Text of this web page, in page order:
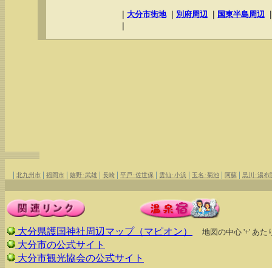
大分市街地 別府周辺 国東半島周辺
| 北九州市 | 福岡市 | 嬉野･武雄 | 長崎 | 平戸･佐世保 | 雲仙･小浜 | 玉名･菊池 | 阿蘇 | 黒川･湯布
大分県護国神社周辺マップ（マピオン） 地図の中心 '+' あた
大分市の公式サイト
大分市観光協会の公式サイト